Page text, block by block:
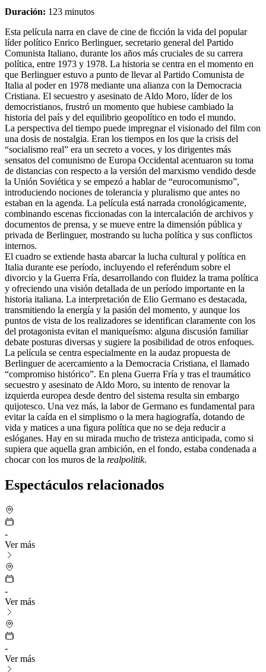
Duración: 123 minutos
Esta película narra en clave de cine de ficción la vida del popular
líder político Enrico Berlinguer, secretario general del Partido
Comunista Italiano, durante los años más cruciales de su carrera
política, entre 1973 y 1978. La historia se centra en el momento en
que Berlinguer estuvo a punto de llevar al Partido Comunista de
Italia al poder en 1978 mediante una alianza con la Democracia
Cristiana. El secuestro y asesinato de Aldo Moro, líder de los
democristianos, frustró un momento que hubiese cambiado la
historia del país y del equilibrio geopolítico en todo el mundo.
La perspectiva del tiempo puede impregnar el visionado del film con
una dosis de nostalgia. Eran los tiempos en los que la crisis del
“socialismo real” era un secreto a voces, y los dirigentes más
sensatos del comunismo de Europa Occidental acentuaron su toma
de distancias con respecto a la versión del marxismo vendido desde
la Unión Soviética y se empezó a hablar de “eurocomunismo”,
introduciendo nociones de tolerancia y pluralismo que antes no
estaban en la agenda. La película está narrada cronológicamente,
combinando escenas ficcionadas con la intercalación de archivos y
documentos de prensa, y se mueve entre la dimensión pública y
privada de Berlinguer, mostrando su lucha política y sus conflictos
internos.
El cuadro se extiende hasta abarcar la lucha cultural y política en
Italia durante ese período, incluyendo el referéndum sobre el
divorcio y la Guerra Fría, desarrollando con fluidez la trama política
y ofreciendo una visión detallada de un período importante en la
historia italiana. La interpretación de Elio Germano es destacada,
transmitiendo la energía y la pasión del momento, y aunque los
puntos de vista de los realizadores se identifican claramente con los
del protagonista evitan el maniqueísmo: alguna discusión familiar
debate posturas diversas y sugiere la posibilidad de otros enfoques.
La película se centra especialmente en la audaz propuesta de
Berlinguer de acercamiento a la Democracia Cristiana, el llamado
“compromiso histórico”. En plena Guerra Fría y tras el traumático
secuestro y asesinato de Aldo Moro, su intento de renovar la
izquierda europea desde dentro del sistema resulta sin embargo
quijotesco. Una vez más, la labor de Germano es fundamental para
evitar la caída en el simplismo o la mera hagiografía, dotando de
vida y matices a una figura política que no se deja reducir a
eslóganes. Hay en su mirada mucho de tristeza anticipada, como si
supiera que aquella gran ambición, en el fondo, estaba condenada a
chocar con los muros de la realpolitik.
Espectáculos relacionados
-
Ver más
-
Ver más
-
Ver más